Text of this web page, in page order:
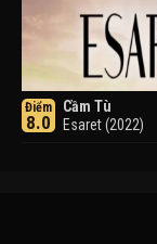
Điểm
8.0
Cầm Tù
Esaret (2022)